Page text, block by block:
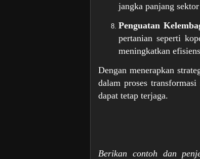
jangka panjang
Penguatan
pertanian seperti
meningkatkan
Dengan menerapkan
dalam proses
dapat tetap terjaga.
Berikan contoh dan